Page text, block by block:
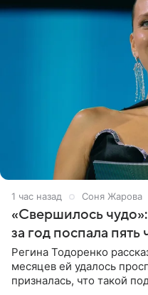
1 час назад Соня Жарова
«Свершилось
за год поспала пять
Регина Тодоренко
месяцев ей удалось
призналась, что такой